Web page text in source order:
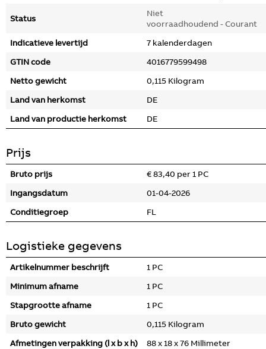
Status
Niet
voorraadhoudend - Courant
Indicatieve levertijd
7 kalenderdagen
GTIN code
4016779599498
Netto gewicht
0,115 Kilogram
Land van herkomst
DE
Land van productie herkomst
DE
Prijs
Bruto prijs
€ 83,40 per 1 PC
Ingangsdatum
01-04-2026
Conditiegroep
FL
Logistieke gegevens
Artikelnummer beschrijft
1 PC
Minimum afname
1 PC
Stapgrootte afname
1 PC
Bruto gewicht
0,115 Kilogram
Afmetingen verpakking (l x b x h)
88 x 18 x 76 Millimeter